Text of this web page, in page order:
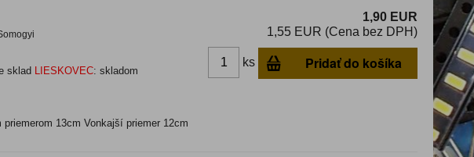
sklad LIESKOVEC: skladom
13cm Vonkajší priemer 12cm
1,90 EUR
1,55 EUR (Cena bez DPH)
ks Pridať do košíka